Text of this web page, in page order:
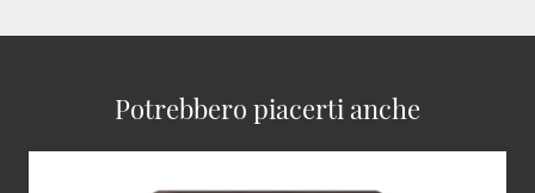
Potrebbero piacerti anche